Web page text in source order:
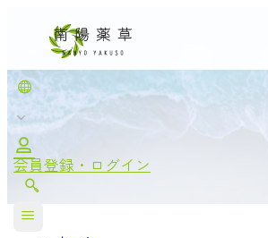
会員登録・ログイン
NEWS